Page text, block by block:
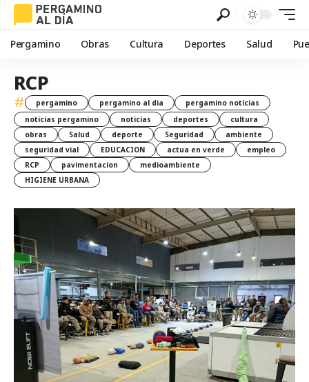
Pergamino Obras Cultura Deportes Salud
RCP
# pergamino pergamino al dia
pergamino noticias
noticias pergamino
noticias deportes
cultura
obras
Salud deporte Seguridad
ambiente
seguridad vial
EDUCACION actua en verde
empleo
RCP
pavimentacion
medioambiente
HIGIENE URBANA